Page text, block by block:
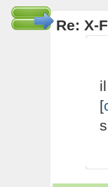
Re: X-
[